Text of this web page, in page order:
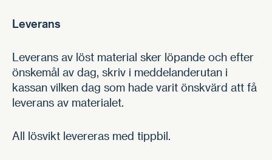
Leverans
Leverans av löst material sker löpande och efter
önskemål av dag, skriv i meddelanderutan i
kassan vilken dag som hade varit önskvärd att få
leverans av materialet.
All lösvikt levereras med tippbil.